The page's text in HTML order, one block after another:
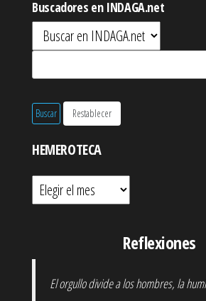
Buscadores en INDAGA.net
HEMEROTECA
Hemeroteca
Reflexiones
El orgullo divide a los hombres, la